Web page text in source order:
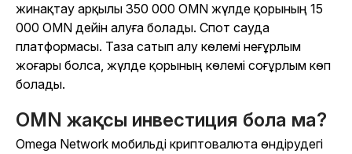
жинақтау арқылы 350 000 OMN жүлде қорының 15
000 OMN дейін алуға болады. Спот сауда
платформасы. Таза сатып алу көлемі неғұрлым
жоғары болса, жүлде қорының көлемі соғұрлым көп
болады.
OMN жақсы инвестиция бола ма?
Omega Network мобильді криптовалюта өндірудегі